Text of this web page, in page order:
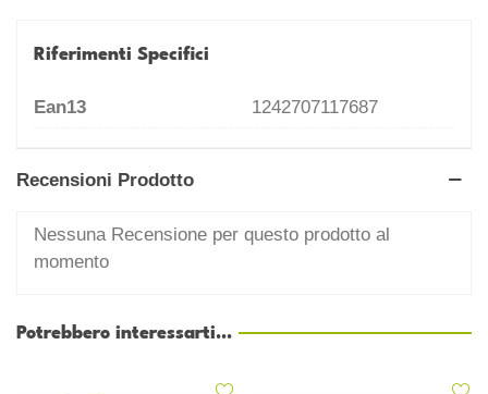
Riferimenti Specifici
Ean13 1242707117687
Recensioni Prodotto
Nessuna Recensione per questo prodotto al
momento
Potrebbero interessarti...